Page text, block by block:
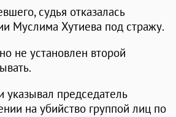
судья отказалась
Муслима Хутиева под стражу.
не установлен второй
указывал председатель
на убийство группой лиц по